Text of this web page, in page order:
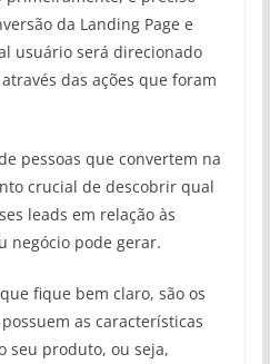
da Landing Page e
usuário será direcionado
das ações que foram
pessoas que convertem na
crucial de descobrir qual
leads em relação às
negócio pode gerar.
fique bem claro, são os
as características
seu produto, ou seja,